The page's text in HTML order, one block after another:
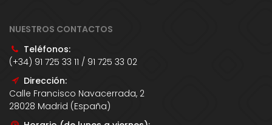
NUESTROS CONTACTOS
Teléfonos:
(+34) 91 725 33 11 / 91 725 33 02
Dirección:
Calle Francisco Navacerrada, 2
28028 Madrid (España)